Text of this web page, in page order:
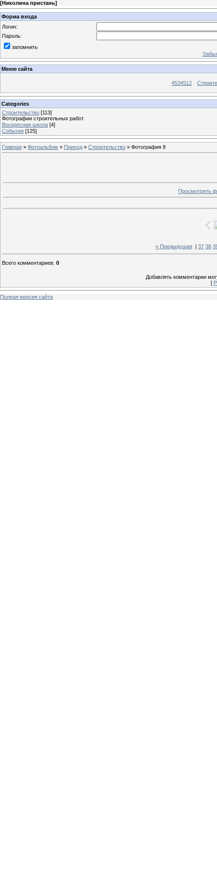
[Николина пристань]
Форма входа
Логин:
Пароль:
запомнить
Меню сайта
4534512
Categories
Строительство [113]
Фотографии строительных работ
Воскресная школа [4]
События [125]
Главная » Фотоальбом » Приход » Строительство » Фотография 8
Просмотреть
« Предыдущая 37 38
Всего комментариев: 0
Добавлять комментарии
[
Полная версия сайта